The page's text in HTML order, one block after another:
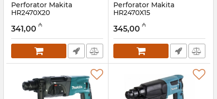
Perforator Makita
HR2470X20
004001095
341,00 ₼
Perforator Makita
HR2470X15
004001094
345,00 ₼